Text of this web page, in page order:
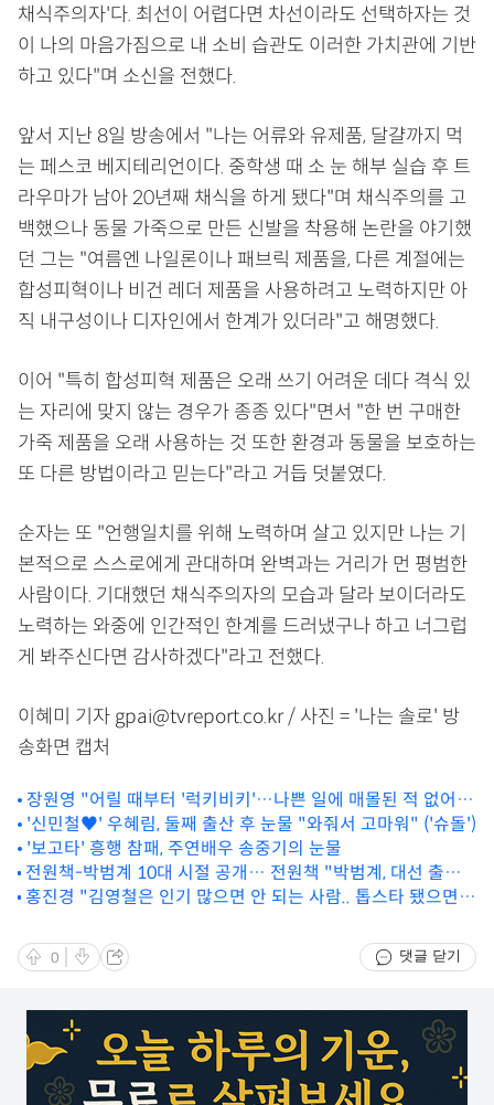
채식주의자'다. 최선이 어렵다면 차선이라도 선택하자는 것
이 나의 마음가짐으로 내 소비 습관도 이러한 가치관에 기반
하고 있다"며 소신을 전했다.
앞서 지난 8일 방송에서 "나는 어류와 유제품, 달걀까지 먹
는 페스코 베지테리언이다. 중학생 때 소 눈 해부 실습 후 트
라우마가 남아 20년째 채식을 하게 됐다"며 채식주의를 고
백했으나 동물 가죽으로 만든 신발을 착용해 논란을 야기했
던 그는 "여름엔 나일론이나 패브릭 제품을, 다른 계절에는
합성피혁이나 비건 레더 제품을 사용하려고 노력하지만 아
직 내구성이나 디자인에서 한계가 있더라"고 해명했다.
이어 "특히 합성피혁 제품은 오래 쓰기 어려운 데다 격식 있
는 자리에 맞지 않는 경우가 종종 있다"면서 "한 번 구매한
가죽 제품을 오래 사용하는 것 또한 환경과 동물을 보호하는
또 다른 방법이라고 믿는다"라고 거듭 덧붙였다.
순자는 또 "언행일치를 위해 노력하며 살고 있지만 나는 기
본적으로 스스로에게 관대하며 완벽과는 거리가 먼 평범한
사람이다. 기대했던 채식주의자의 모습과 달라 보이더라도
노력하는 와중에 인간적인 한계를 드러냈구나 하고 너그럽
게 봐주신다면 감사하겠다"라고 전했다.
이혜미 기자 gpai@tvreport.co.kr / 사진 = '나는 솔로' 방
송화면 캡처
장원영 "어릴 때부터 '럭키비키'…나쁜 일에 매몰된 적 없어"
('유퀴즈')
'신민철♥' 우혜림, 둘째 출산 후 눈물 "와줘서 고마워" ('슈돌')
'보고타' 흥행 참패, 주연배우 송중기의 눈물
전원책-박범계 10대 시절 공개… 전원책 "박범계, 대선 출마
하시라" 덕담 ('썰전')
홍진경 "김영철은 인기 많으면 안 되는 사람.. 톱스타 됐으면
0 댓글 닫기